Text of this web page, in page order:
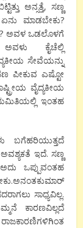
ಅನ್ಸತ್ತೆ, ಸಣ್ಣ
ಮಾಡಬೇಕು?
ಅವಳ ಒಡಲೊಳಗೆ
ಕೈಚೆಲ್ಲಿ
ಸೇವೆಯನ್ನು
ಪೀಕುವ ಎಷ್ಟೋ
ವೈದ್ಯಕೀಯ
ಇಂತಹ
ಬಗೆಹರಿಯುತ್ತದೆ
ಇದೆ. ಸಣ್ಣ
ಒಪ್ಪುವಂತಹ
ಸಾಧ್ಯವಿಲ್ಲ.
ಕಾರಣವಿಲ್ಲದೆ